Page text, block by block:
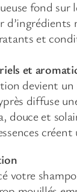
fond sur
d’ingrédients
et
et
devient
diffuse
douce et
votre